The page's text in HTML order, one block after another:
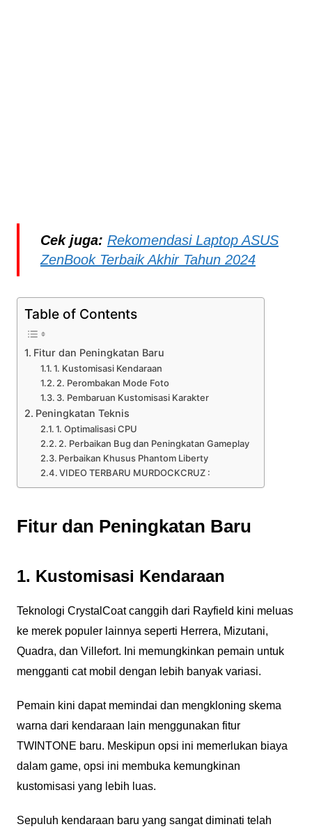
Cek juga: Rekomendasi Laptop ASUS
ZenBook Terbaik Akhir Tahun 2024
Table of Contents
Fitur dan Peningkatan Baru
1. Kustomisasi Kendaraan
2. Perombakan Mode Foto
3. Pembaruan Kustomisasi Karakter
Peningkatan Teknis
1. Optimalisasi CPU
2. Perbaikan Bug dan Peningkatan Gameplay
Perbaikan Khusus Phantom Liberty
VIDEO TERBARU MURDOCKCRUZ :
Fitur dan Peningkatan Baru
1. Kustomisasi Kendaraan
Teknologi CrystalCoat canggih dari Rayfield kini meluas
ke merek populer lainnya seperti Herrera, Mizutani,
Quadra, dan Villefort. Ini memungkinkan pemain untuk
mengganti cat mobil dengan lebih banyak variasi.
Pemain kini dapat memindai dan mengkloning skema
warna dari kendaraan lain menggunakan fitur
TWINTONE baru. Meskipun opsi ini memerlukan biaya
dalam game, opsi ini membuka kemungkinan
kustomisasi yang lebih luas.
Sepuluh kendaraan baru yang sangat diminati telah